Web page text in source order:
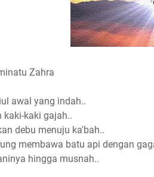
Zahra
awal yang indah..
kaki-kaki gajah..
debu menuju ka'bah..
membawa batu api dengan
hingga musnah..